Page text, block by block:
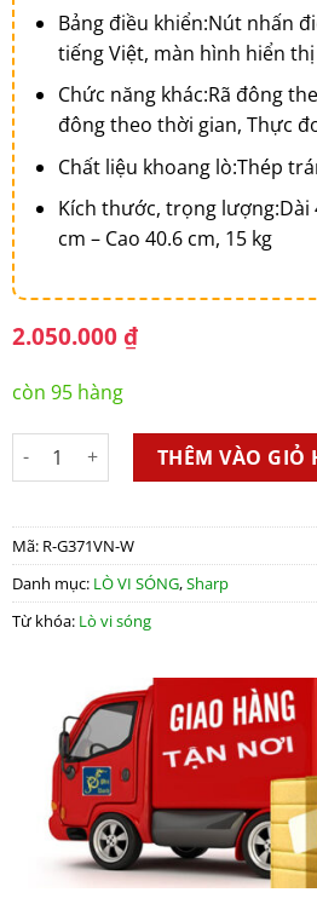
Bảng điều khiển:Nút nhấn
tiếng Việt, màn hình hiển thị
Chức năng khác:Rã đông
đông theo thời gian, Thực
Chất liệu khoang lò:Thép
Kích thước, trọng lượng:Dài
cm – Cao 40.6 cm, 15 kg
2.050.000₫
còn 95 hàng
Lò vi sóng Sharp R-G371VN-W 23 lít
THÊM VÀO GIỎ
Mã: R-G371VN-W
Danh mục: LÒ VI SÓNG,Sharp
Từ khóa: Lò vi sóng